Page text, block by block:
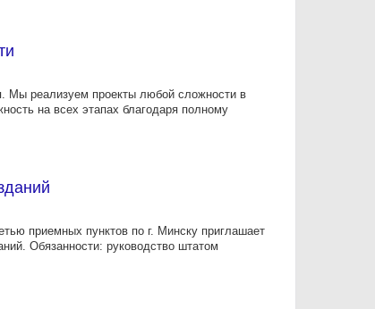
Мы реализуем проекты любой сложности в
на всех этапах благодаря полному
приемных пунктов по г. Минску приглашает
Обязанности: руководство штатом